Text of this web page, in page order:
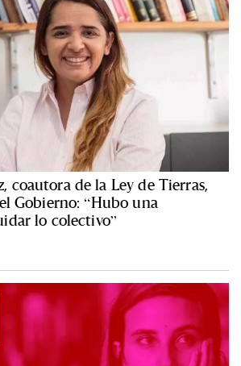
coautora de la Ley de Tierras,
Gobierno: “Hubo una
lo colectivo”